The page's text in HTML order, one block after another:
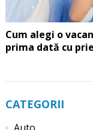
Cum alegi o
prima dată cu
CATEGORII